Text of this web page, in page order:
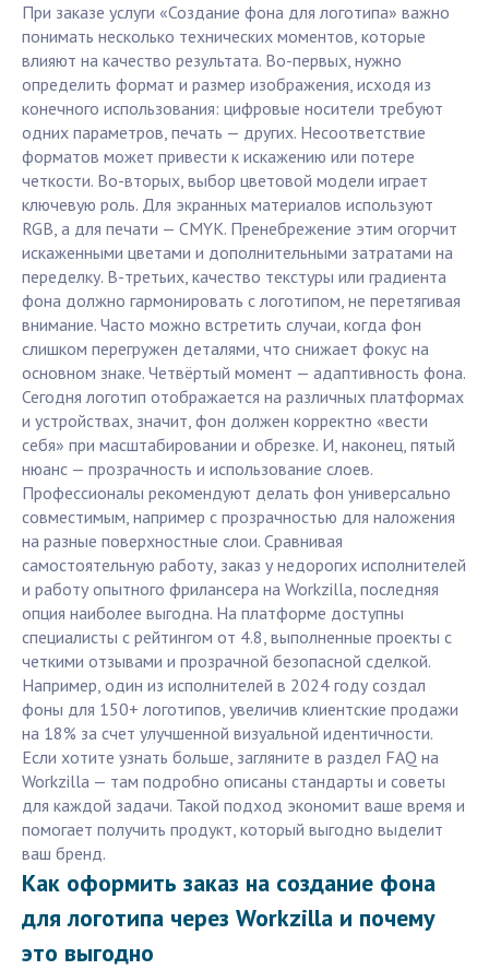
При заказе услуги «Создание фона для логотипа» важно
понимать несколько технических моментов, которые
влияют на качество результата. Во-первых, нужно
определить формат и размер изображения, исходя из
конечного использования: цифровые носители требуют
одних параметров, печать — других. Несоответствие
форматов может привести к искажению или потере
четкости. Во-вторых, выбор цветовой модели играет
ключевую роль. Для экранных материалов используют
RGB, а для печати — CMYK. Пренебрежение этим огорчит
искаженными цветами и дополнительными затратами на
переделку. В-третьих, качество текстуры или градиента
фона должно гармонировать с логотипом, не перетягивая
внимание. Часто можно встретить случаи, когда фон
слишком перегружен деталями, что снижает фокус на
основном знаке. Четвёртый момент — адаптивность фона.
Сегодня логотип отображается на различных платформах
и устройствах, значит, фон должен корректно «вести
себя» при масштабировании и обрезке. И, наконец, пятый
нюанс — прозрачность и использование слоев.
Профессионалы рекомендуют делать фон универсально
совместимым, например с прозрачностью для наложения
на разные поверхностные слои. Сравнивая
самостоятельную работу, заказ у недорогих исполнителей
и работу опытного фрилансера на Workzilla, последняя
опция наиболее выгодна. На платформе доступны
специалисты с рейтингом от 4.8, выполненные проекты с
четкими отзывами и прозрачной безопасной сделкой.
Например, один из исполнителей в 2024 году создал
фоны для 150+ логотипов, увеличив клиентские продажи
на 18% за счет улучшенной визуальной идентичности.
Если хотите узнать больше, загляните в раздел FAQ на
Workzilla — там подробно описаны стандарты и советы
для каждой задачи. Такой подход экономит ваше время и
помогает получить продукт, который выгодно выделит
ваш бренд.
Как оформить заказ на создание фона
для логотипа через Workzilla и почему
это выгодно